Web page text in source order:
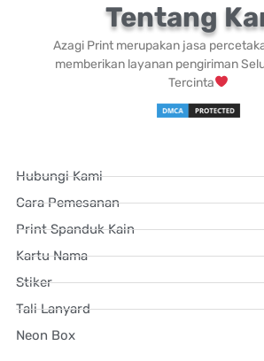
Tentang
Azagi Print merupakan jasa
memberikan layanan pengiriman
Tercinta
Hubungi Kami
Cara Pemesanan
Print Spanduk Kain
Kartu Nama
Stiker
Tali Lanyard
Neon Box